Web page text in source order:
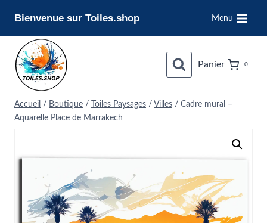
contenu
Bienvenue sur Toiles.shop Menu
Panier 0
Accueil / Boutique / Toiles Paysages / Villes / Cadre mural –
Aquarelle Place de Marrakech